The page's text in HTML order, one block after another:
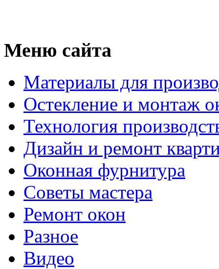
Меню сайта
Материалы для
Остекление и монтаж
Технология
Дизайн и ремонт
Оконная фурнитура
Советы мастера
Ремонт окон
Разное
Видео